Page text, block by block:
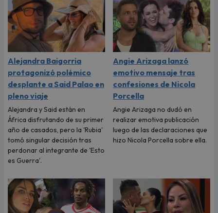
Alejandra Baigorria
protagonizó polémico
desplante a Said Palao en
pleno viaje
Alejandra y Said están en
África disfrutando de su primer
año de casados, pero la 'Rubia'
tomó singular decisión tras
perdonar al integrante de 'Esto
es Guerra'.
Angie Arizaga lanzó
emotivo mensaje tras
confesiones de Nicola
Porcella
Angie Arizaga no dudó en
realizar emotiva publicación
luego de las declaraciones que
hizo Nicola Porcella sobre ella.